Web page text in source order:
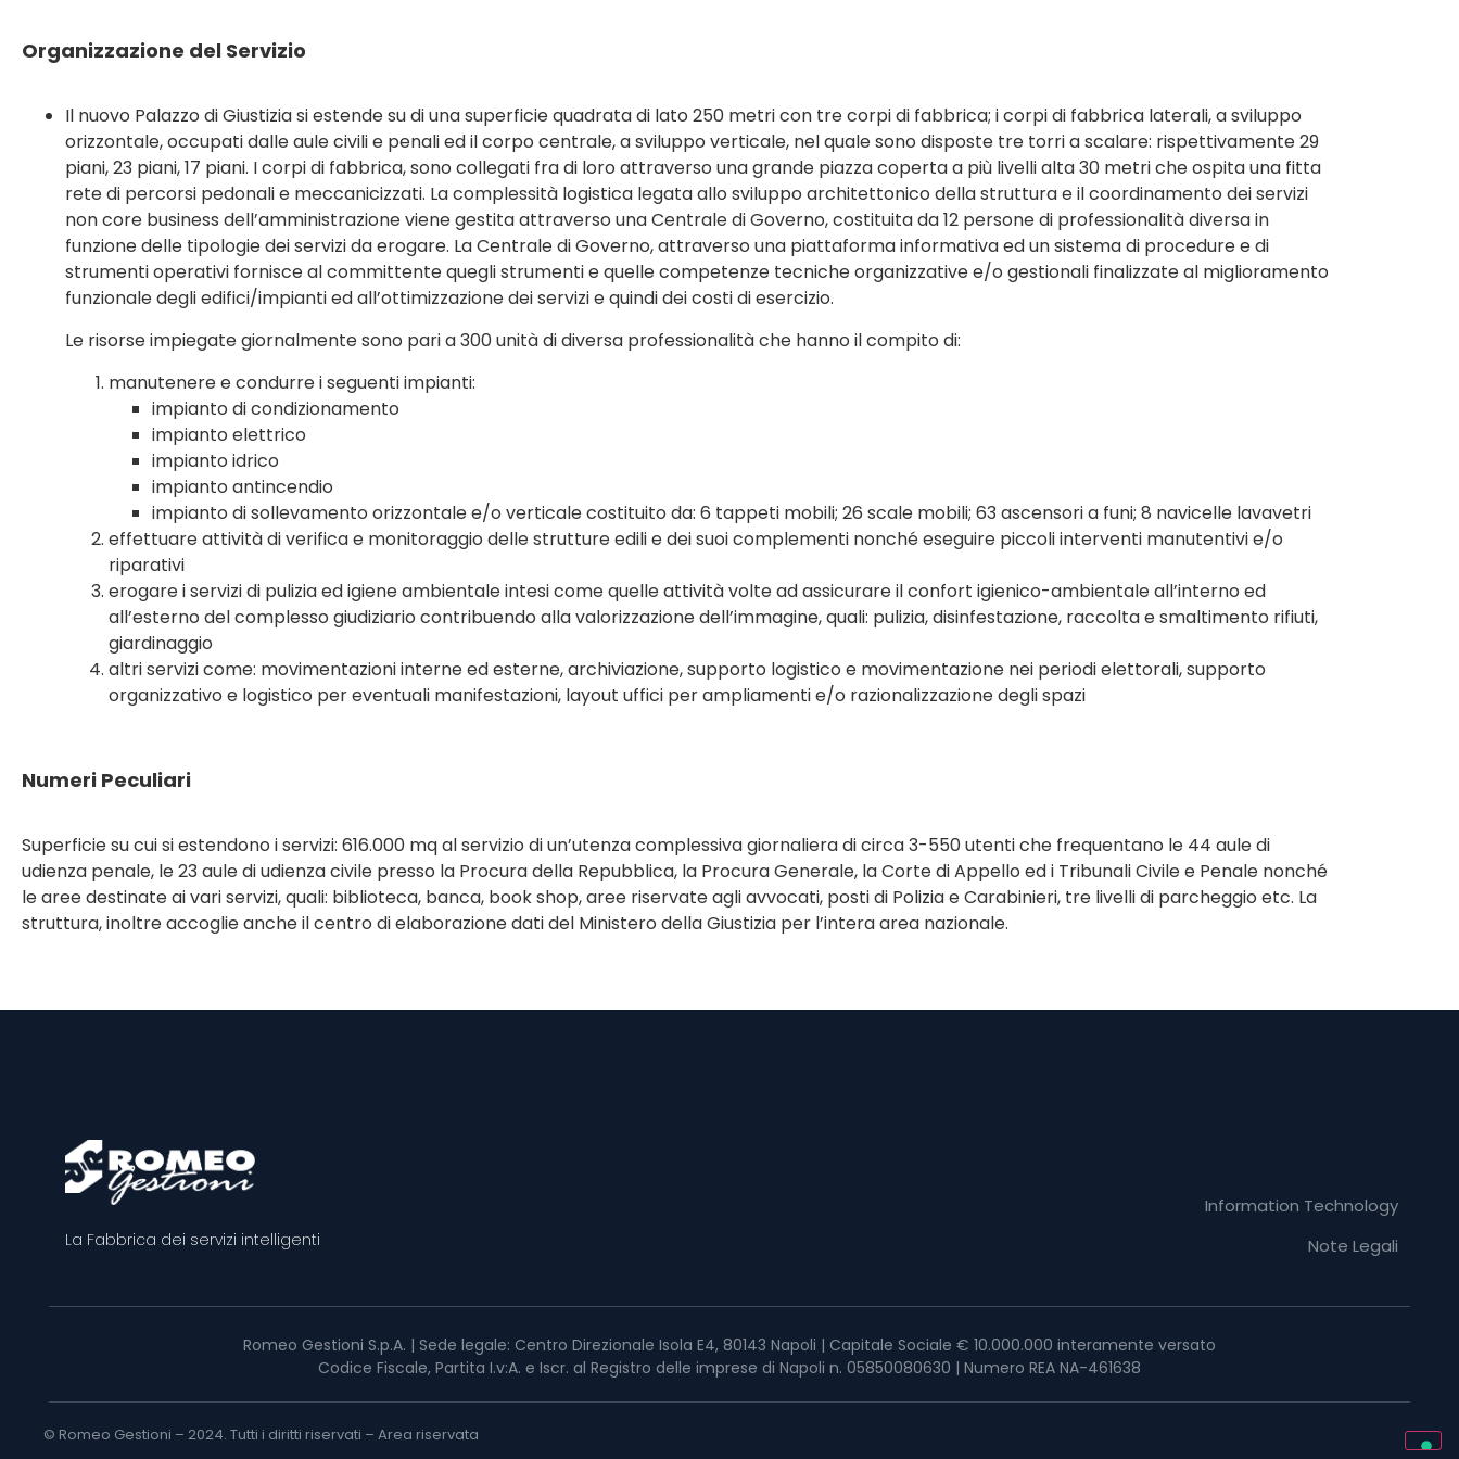
Organizzazione del Servizio
Il nuovo Palazzo di Giustizia si estende su di una superficie quadrata di lato 250 metri con tre corpi di fabbrica; i corpi di fabbrica laterali, a sviluppo
orizzontale, occupati dalle aule civili e penali ed il corpo centrale, a sviluppo verticale, nel quale sono disposte tre torri a scalare: rispettivamente 29
piani, 23 piani, 17 piani. I corpi di fabbrica, sono collegati fra di loro attraverso una grande piazza coperta a più livelli alta 30 metri che ospita una fitta
rete di percorsi pedonali e meccanicizzati. La complessità logistica legata allo sviluppo architettonico della struttura e il coordinamento dei servizi
non core business dell’amministrazione viene gestita attraverso una Centrale di Governo, costituita da 12 persone di professionalità diversa in
funzione delle tipologie dei servizi da erogare. La Centrale di Governo, attraverso una piattaforma informativa ed un sistema di procedure e di
strumenti operativi fornisce al committente quegli strumenti e quelle competenze tecniche organizzative e/o gestionali finalizzate al miglioramento
funzionale degli edifici/impianti ed all’ottimizzazione dei servizi e quindi dei costi di esercizio.
Le risorse impiegate giornalmente sono pari a 300 unità di diversa professionalità che hanno il compito di:
manutenere e condurre i seguenti impianti:
impianto di condizionamento
impianto elettrico
impianto idrico
impianto antincendio
impianto di sollevamento orizzontale e/o verticale costituito da: 6 tappeti mobili; 26 scale mobili; 63 ascensori a funi; 8 navicelle lavavetri
effettuare attività di verifica e monitoraggio delle strutture edili e dei suoi complementi nonché eseguire piccoli interventi manutentivi e/o
riparativi
erogare i servizi di pulizia ed igiene ambientale intesi come quelle attività volte ad assicurare il confort igienico-ambientale all’interno ed
all’esterno del complesso giudiziario contribuendo alla valorizzazione dell’immagine, quali: pulizia, disinfestazione, raccolta e smaltimento rifiuti,
giardinaggio
altri servizi come: movimentazioni interne ed esterne, archiviazione, supporto logistico e movimentazione nei periodi elettorali, supporto
organizzativo e logistico per eventuali manifestazioni, layout uffici per ampliamenti e/o razionalizzazione degli spazi
Numeri Peculiari
Superficie su cui si estendono i servizi: 616.000 mq al servizio di un’utenza complessiva giornaliera di circa 3-550 utenti che frequentano le 44 aule di
udienza penale, le 23 aule di udienza civile presso la Procura della Repubblica, la Procura Generale, la Corte di Appello ed i Tribunali Civile e Penale nonché
le aree destinate ai vari servizi, quali: biblioteca, banca, book shop, aree riservate agli avvocati, posti di Polizia e Carabinieri, tre livelli di parcheggio etc. La
struttura, inoltre accoglie anche il centro di elaborazione dati del Ministero della Giustizia per l’intera area nazionale.
La Fabbrica dei servizi intelligenti
Information Technology
Note Legali
Romeo Gestioni S.p.A. | Sede legale: Centro Direzionale Isola E4, 80143 Napoli | Capitale Sociale € 10.000.000 interamente versato
Codice Fiscale, Partita I.v:A. e Iscr. al Registro delle imprese di Napoli n. 05850080630 | Numero REA NA-461638
© Romeo Gestioni – 2024. Tutti i diritti riservati – Area riservata